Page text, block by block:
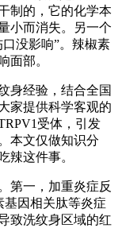
制的，它的化学本
小而消失。另一个
没影响”。辣椒素
面部。
身经验，结合全国
家提供科学客观的
受体，引发
本文仅做知识分
辣这件事。
第一，加重炎症反
基因相关肽等炎症
致洗纹身区域的红